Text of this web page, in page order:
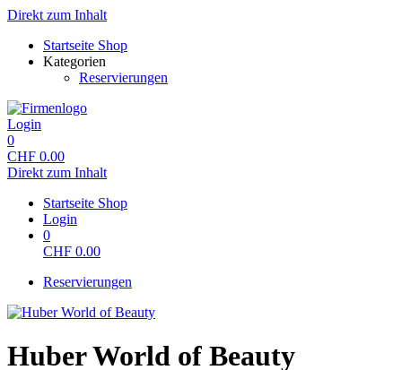
Direkt zum Inhalt
Startseite Shop
Kategorien
Reservierungen
Login
0
CHF 0.00
Direkt zum Inhalt
Startseite Shop
Login
0
CHF 0.00
Reservierungen
Huber World of Beauty